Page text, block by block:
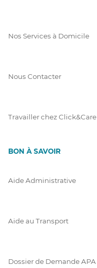
Nos Services à Domicile
Nous Contacter
Travailler chez Click&Care
BON À SAVOIR
Aide Administrative
Aide au Transport
Dossier de Demande APA